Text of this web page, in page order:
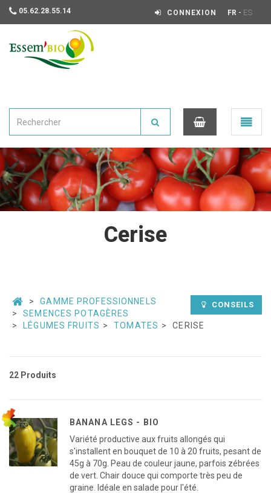
05.62.28.55.14 CONNEXION FR - ES
0
Ouvrir
le
menu
Cerise
CONSEILS
GAMME PROFESSIONNELS
SEMENCES POTAGÈRES
LÉGUMES FRUITS
TOMATES CERISE
22 Produits
BANANA LEGS - BIO
Variété productive aux fruits allongés qui
s'installent en bouquet de 10 à 20 fruits, pesant de
45g à 70g. Peau de couleur jaune, parfois zébrées
de vert. Chair douce qui comporte très peu de
graine. Idéale en salade pour l'été.